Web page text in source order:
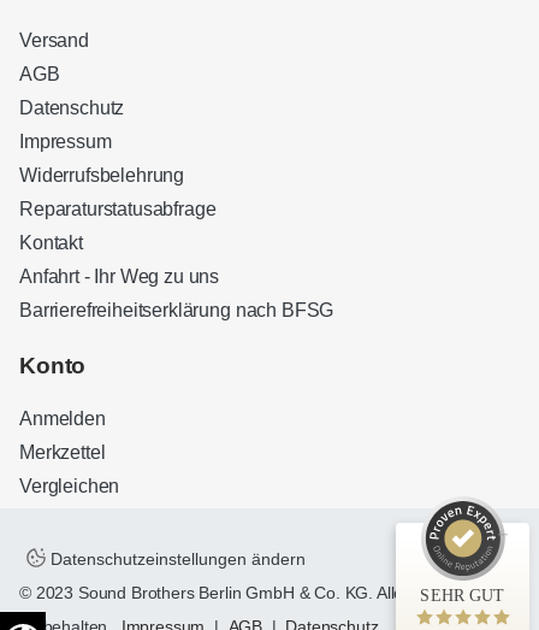
Versand
AGB
Datenschutz
Impressum
Widerrufsbelehrung
Reparaturstatusabfrage
Kontakt
Anfahrt - Ihr Weg zu uns
Barrierefreiheitserklärung nach BFSG
Konto
Anmelden
Merkzettel
Vergleichen
Datenschutzeinstellungen ändern
© 2023 Sound Brothers Berlin GmbH & Co. KG. Alle RechteSEHR GUT
Kundenbewertungen und Erfahrungen zu
32
Bewertungen auf
ProvenExpert.com
Blick aufs ProvenExpert-Profil werfen